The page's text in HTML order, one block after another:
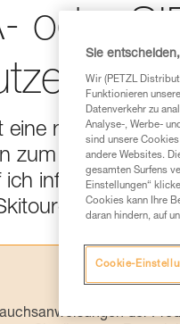
oder
eine neue
zum
infolge der
der
Sie
Wir (PETZL
Funktionieren
Datenverkehr zu
Analyse-, Werbe-
sind unsere
andere Websites.
gesamten Surfens
Einstellungen“
Cookies kann Ihre
daran hindern, auf
Cookie-